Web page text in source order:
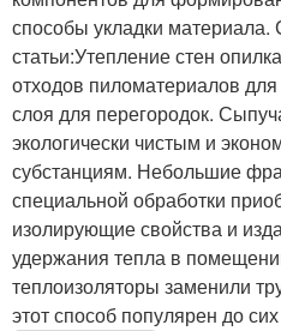
способы укладки
статьи:Утепление стен
отходов пиломатериалов
слоя для перегородок.
экологически чистым и
субстанциям. Небольшие
специальной обработки
изолирующие свойства и
удержания тепла в
теплоизоляторы заменили
этот способ популярен до